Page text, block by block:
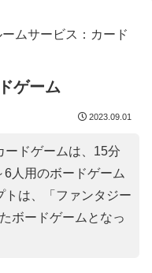
ームサービス：カード
ゲーム
2023.09.01
ードゲームは、15分
6人用のボードゲーム
は、「 ファンタジー
ボードゲームとなっ